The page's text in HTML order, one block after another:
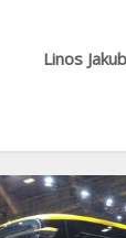
Linos